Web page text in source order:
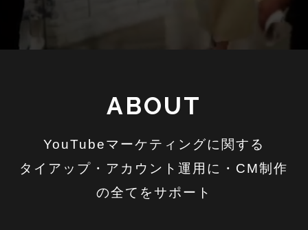
ABOUT
YouTubeマーケティングに関する
タイアップ・アカウント運用に・CM制作
の全てをサポート